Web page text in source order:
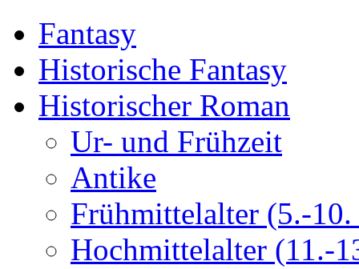
Fantasy
Historische Fantasy
Historischer Roman
Ur- und Frühzeit
Antike
Frühmittelalter (5.-10.
Hochmittelalter (11.-